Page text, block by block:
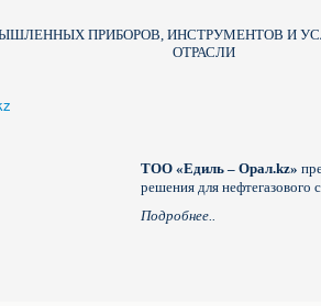
ПРИБОРОВ, ИНСТРУМЕНТОВ И
ОТРАСЛИ
ТОО «Едиль – Орал.kz»
решения для нефтегазового
Подробнее..